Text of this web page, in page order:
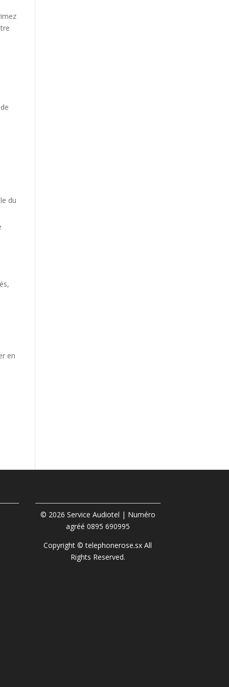
du
en
© 2026 Service Audiotel | Numéro
agréé 0895 690995
Copyright © telephonerose.sx All
Rights Reserved.